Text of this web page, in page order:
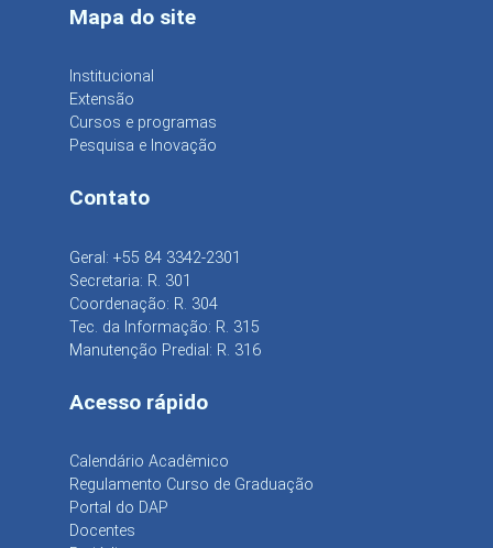
Mapa do site
Institucional
Extensão
Cursos e programas
Pesquisa e Inovação
Contato
Geral: +55 84 3342-2301
Secretaria: R. 301
Coordenação: R. 304
Tec. da Informação: R. 315
Manutenção Predial: R. 316
Acesso rápido
Calendário Acadêmico
Regulamento Curso de Graduação
Portal do DAP
Docentes